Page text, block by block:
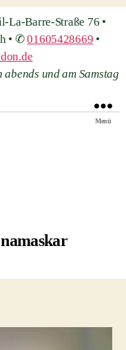
La-Barre-Straße 76 •
• ✆01605428669 •
und am Samstag
Menü